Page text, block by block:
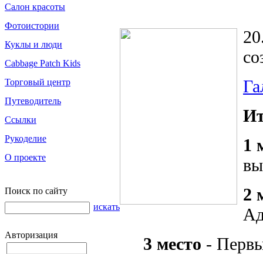
Салон красоты
Фотоистории
Куклы и люди
Cabbage Patch Kids
Торговый центр
Путеводитель
Ссылки
Рукоделие
О проекте
Поиск по сайту
искать
Авторизация
1
2
3 место -